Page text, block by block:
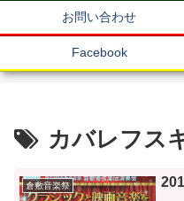
お問い合わせ
Facebook
カバレフス
倉敷音楽祭